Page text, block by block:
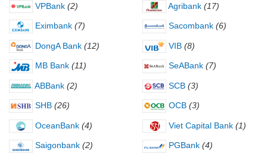
VPBank (2) Agribank (17)
Eximbank (7) Sacombank (6)
DongA Bank (12) VIB (8)
MB Bank (11) SeABank (7)
ABBank (2) SCB (3)
SHB (26) OCB (3)
OceanBank (4) Viet Capital Bank (1)
Saigonbank (2) PGBank (4)